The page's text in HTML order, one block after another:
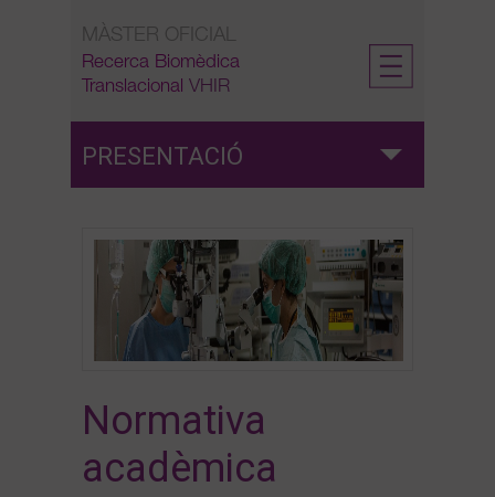
content
MÀSTER OFICIAL
Recerca Biomèdica
Translacional VHIR
PRESENTACIÓ
Beques Màster VHIR
El màster en xifres
Suport a l'aprenentatge
Normativa
acadèmica